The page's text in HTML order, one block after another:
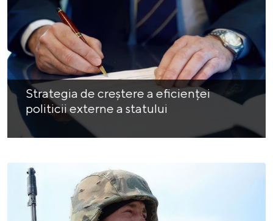
Strategia de creștere a eficienței
politicii externe a statului